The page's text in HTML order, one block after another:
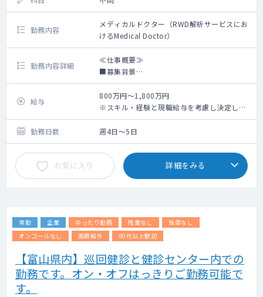
勤務内容
メディカルドクター（RWD解析サービスにお
けるMedical Doctor）
勤務内容詳細
≪仕事概要≫
■募集背景
当社は救急データプラットフォーム（NEXT
Stage ER 全国大病院 70箇所以上に展開）を
通じて構築した医療機関との関係性を軸に、
オンコロジー、急性期、希少疾患などの疾患
領域を中心とした製薬企業向け医療データサ
ービスを展開している企業です。
本医療データサービスでは、電子カルテの
DPCデータ、検査データ、テキストデータ等
を統合し、NEXT Stage ERのデータも活用す
ることで、製薬企業向けにこれまで以上に充
案件増加に伴い、臨床経験及び、データ解
析・臨床研究の経験豊富なMedical Doctorを
■お任せしたいミッション
弊社の医療データ事業部は、既存のサービス
事業者よりも深い診療情報データ利活用によ
給与
800万円～1,800万円
※スキル・経験と現職給与を考慮し決定しま
す
※週1～2回の臨床アルバイトの副業可
勤務日数 週4日～5日
お気に入り 詳細をみる
常勤 企業 ゆったり勤務 残業なし
当直なし
オンコールなし
高額給与 60代以上歓迎
【富山県内】巡回健診と健診センター内での
勤務です。オン・オフはっきりご勤務可能で
す。